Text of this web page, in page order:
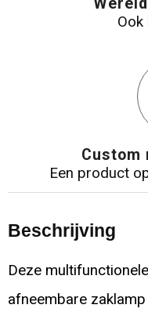
Ook
Custom
Een product
Beschrijving
Deze
afneembare